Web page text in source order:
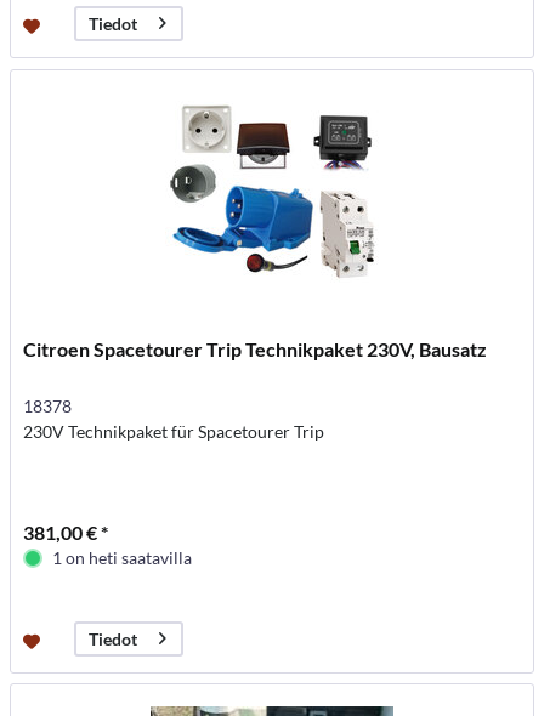
Tiedot
Citroen Spacetourer Trip Technikpaket 230V, Bausatz
18378
230V Technikpaket für Spacetourer Trip
381,00 € *
1 on heti saatavilla
Tiedot